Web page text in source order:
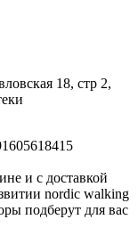
18, стр 2,
и с доставкой
nordic walking
подберут для вас